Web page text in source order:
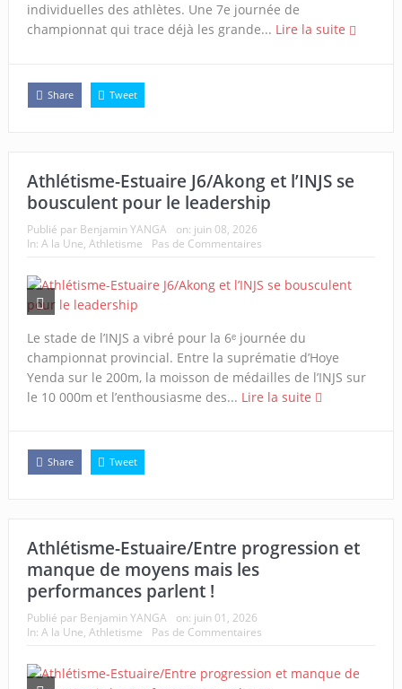
individuelles des athlètes. Une 7e journée de
championnat qui trace déjà les grande... Lire la suite
Share Tweet
Athlétisme-Estuaire J6/Akong et l’INJS se
bousculent pour le leadership
Publié par Benjamin YANGA on: juin 08, 2026
In: A la Une, Athletisme Pas de Commentaires
Le stade de l’INJS a vibré pour la 6ᵉ journée du
championnat provincial. Entre la suprématie d’Hoye
Yenda sur le 200m, la moisson de médailles de l’INJS sur
le 10 000m et l’enthousiasme des... Lire la suite
Share Tweet
Athlétisme-Estuaire/Entre progression et
manque de moyens mais les
performances parlent !
Publié par Benjamin YANGA on: juin 01, 2026
In: A la Une, Athletisme Pas de Commentaires